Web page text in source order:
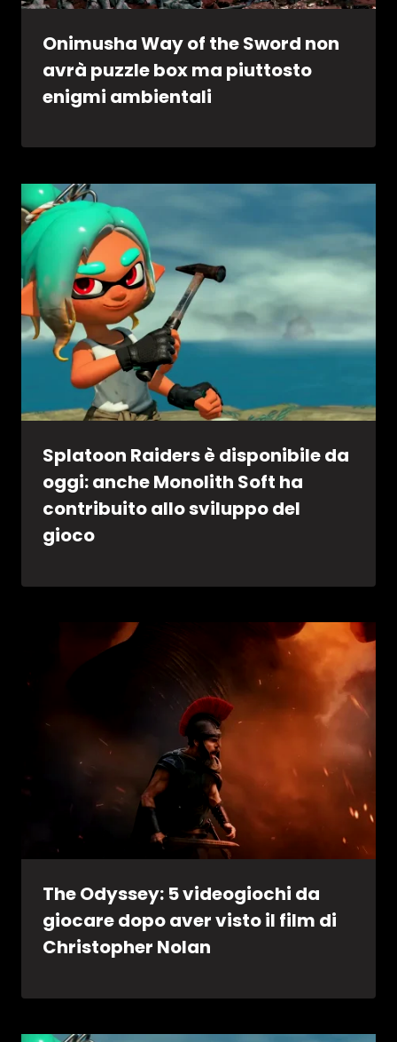
Onimusha Way of the Sword non
avrà puzzle box ma piuttosto
enigmi ambientali
Splatoon Raiders è disponibile da
oggi: anche Monolith Soft ha
contribuito allo sviluppo del
gioco
The Odyssey: 5 videogiochi da
giocare dopo aver visto il film di
Christopher Nolan